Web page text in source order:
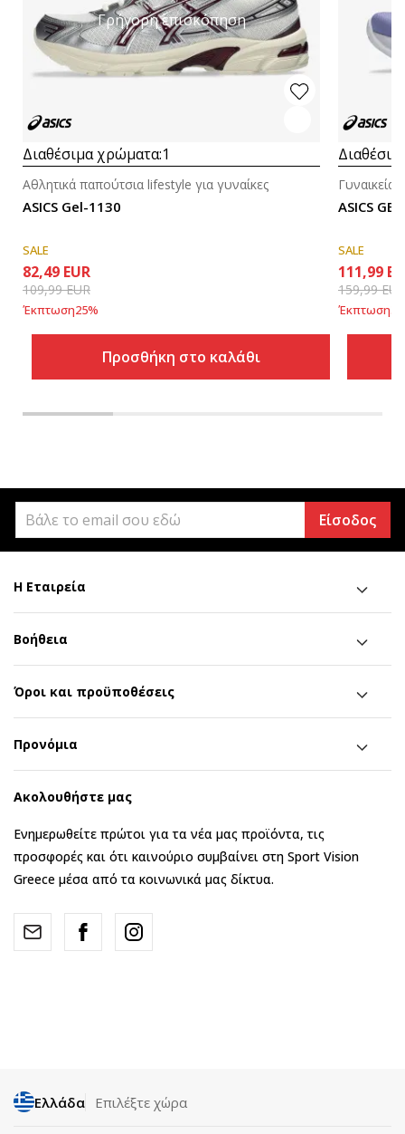
Γρήγορη επισκόπηση
Διαθέσιμα χρώματα:1
ASICS Gel-1130
Αθλητικά παπούτσια lifestyle για γυναίκες
SALE
82,49 EUR
109,99EUR
Έκπτωση25%
Προσθήκη στο καλάθι
ASICS
Γυναικεία
SALE
111,99
159,99EUR
Έκπτωση30
Είσοδος
Η Εταιρεία
Βοήθεια
Όροι και προϋποθέσεις
Προνόμια
Ακολουθήστε μας
Ενημερωθείτε πρώτοι για τα νέα μας προϊόντα, τις
προσφορές και ότι καινούριο συμβαίνει στη Sport Vision
Greece μέσα από τα κοινωνικά μας δίκτυα.
Ελλάδα Επιλέξτε χώρα